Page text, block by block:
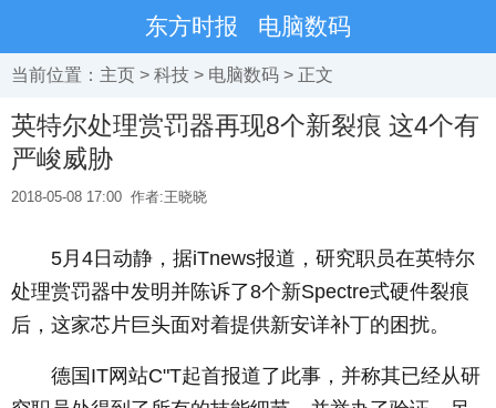
东方时报 电脑数码
当前位置： 主页 > 科技 > 电脑数码 > 正文
英特尔处理赏罚器再现8个新裂痕 这4个有
严峻威胁
2018-05-08 17:00 作者:王晓晓
­ 5月4日动静，据iTnews报道，研究职员在英特尔
处理赏罚器中发明并陈诉了8个新Spectre式硬件裂痕
后，这家芯片巨头面对着提供新安详补丁的困扰。
­ 德国IT网站C"T起首报道了此事，并称其已经从研